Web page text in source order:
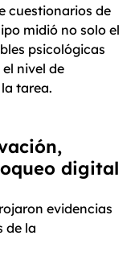
cuestionarios de
midió no solo el
psicológicas
nivel de
tarea.
digital
evidencias
de la